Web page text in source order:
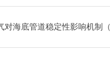
对海底管道稳定性影响机制